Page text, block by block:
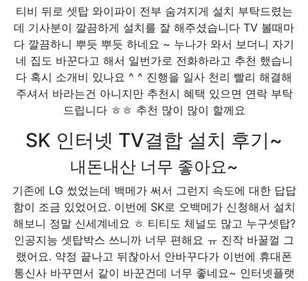
티비 뒤로 셋탑 와이파이 전부 숨겨지게 설치 부탁드렸는
데 기사분이 깔끔하게 설치를 잘 해주셨습니다 TV 볼때마
다 깔끔하니 뿌듯 뿌듯 하네요 ~ 누나가 와서 보더니 자기
네 집도 바꾼다고 해서 일번가로 전화하라고 추천 했습니
다 혹시 소개비 있나요 ^ ^ 진행을 일사 천리 빨리 해결해
주셔서 바라는건 아니지만 추천시 혜택 있으면 연락 부탁
드립니다 ㅎㅎ 추천 많이 많이 할께요
SK 인터넷 TV결합 설치 후기~
내돈내산 너무 좋아요~
기존에 LG 썼었는데 백메가 써서 그런지 속도에 대한 답답
함이 조금 있었어요. 이번에 SK로 오백메가 신청해서 설치
해보니 정말 신세계네요 ㅎ 티티도 체널도 많고 누구셋탑?
인공지능 셋탑박스 쓰니까 너무 편해요 ㅠ 진작 바꿀껄 그
랬어요. 약정 끝나고 뒤찮아서 안바꾸다가 이번에 휴대폰
통신사 바꾸면서 같이 바꾼건데 너무 좋네요~ 인터넷플랫